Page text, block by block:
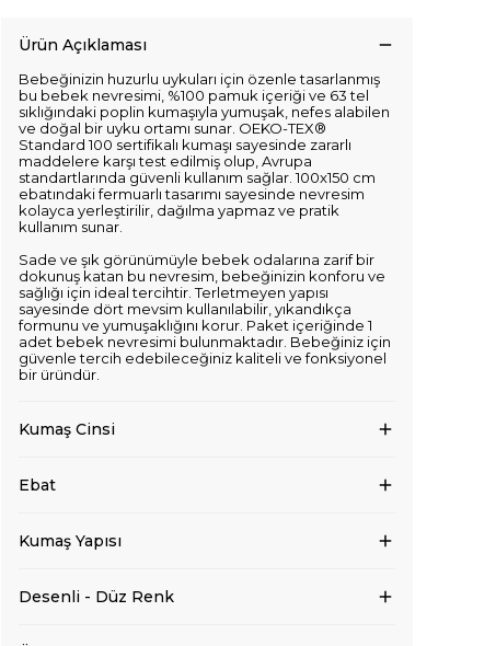
Ürün Açıklaması
Bebeğinizin huzurlu uykuları için özenle tasarlanmış
bu bebek nevresimi, %100 pamuk içeriği ve 63 tel
sıklığındaki poplin kumaşıyla yumuşak, nefes alabilen
ve doğal bir uyku ortamı sunar. OEKO-TEX®
Standard 100 sertifikalı kumaşı sayesinde zararlı
maddelere karşı test edilmiş olup, Avrupa
standartlarında güvenli kullanım sağlar. 100x150 cm
ebatındaki fermuarlı tasarımı sayesinde nevresim
kolayca yerleştirilir, dağılma yapmaz ve pratik
kullanım sunar.
Sade ve şık görünümüyle bebek odalarına zarif bir
dokunuş katan bu nevresim, bebeğinizin konforu ve
sağlığı için ideal tercihtir. Terletmeyen yapısı
sayesinde dört mevsim kullanılabilir, yıkandıkça
formunu ve yumuşaklığını korur. Paket içeriğinde 1
adet bebek nevresimi bulunmaktadır. Bebeğiniz için
güvenle tercih edebileceğiniz kaliteli ve fonksiyonel
bir üründür.
Kumaş Cinsi
Ebat
Kumaş Yapısı
Desenli - Düz Renk